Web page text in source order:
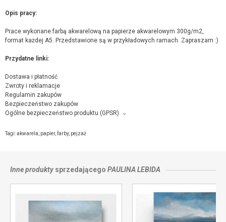
Opis pracy:
Prace wykonane farbą akwarelową na papierze akwarelowym 300g/m2,
format każdej A5. Przedstawione są w przykładowych ramach. Zapraszam :)
Przydatne linki:
Dostawa i płatność
Zwroty i reklamacje
Regulamin zakupów
Bezpieczeństwo zakupów
Ogólne bezpieczeństwo produktu (GPSR)
Niebieska pracownia, Norwida 4/43, 38-300 Gorlice,
Tagi:akwarela papier, farby, pejzaż
Inne produktysprzedającego PAULINA LEBIDA